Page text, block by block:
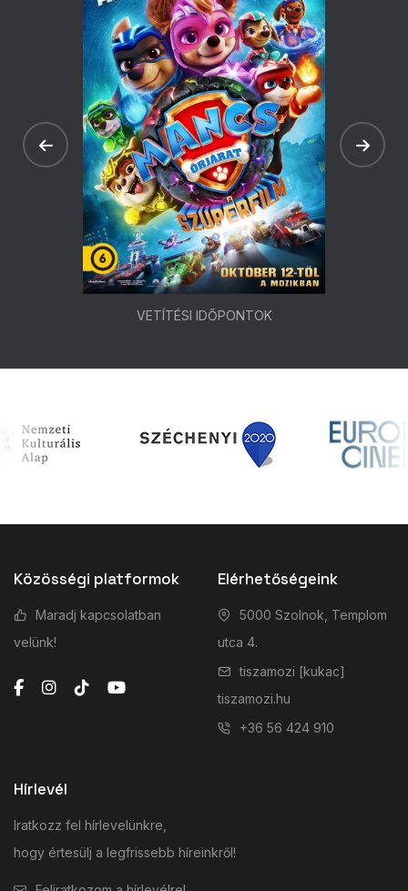
VETÍTÉSI IDŐPONTOK
Közösségi platformok
Maradj kapcsolatban
velünk!
Elérhetőségeink
5000 Szolnok, Templom
utca 4.
tiszamozi [kukac]
tiszamozi.hu
+36 56 424 910
Hírlevél
Iratkozz fel hírlevelünkre,
hogy értesülj a legfrissebb híreinkről!